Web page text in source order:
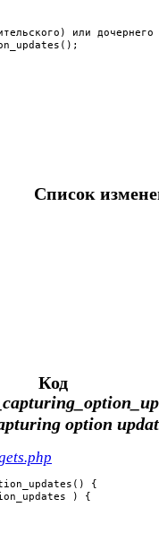
или дочернего
Список
Код
option
{